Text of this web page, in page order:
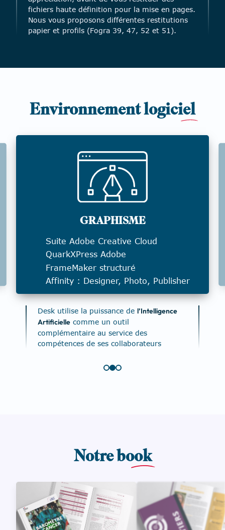
fichiers haute définition pour la mise en pages.
Nous vous proposons différentes restitutions
papier et profils (Fogra 39, 47, 52 et 51).
Environnement logiciel
GRAPHISME
Suite Adobe Creative Cloud
QuarkXPress Adobe
FrameMaker structuré
Affinity : Designer, Photo, Publisher
Desk utilise la puissance del’Intelligence
Artificielle comme un outil
complémentaire au service des
compétences de ses collaborateurs
Notre book